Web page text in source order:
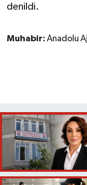
denildi.
Muhabir: Anadolu